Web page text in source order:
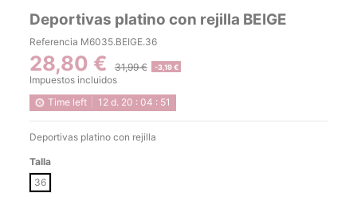
Deportivas platino con rejilla BEIGE
Referencia M6035.BEIGE.36
28,80 € 31,99 € -3,19 €
Impuestos incluidos
Time left
12d. 20 : 04 : 51
Deportivas platino con rejilla
Talla
36